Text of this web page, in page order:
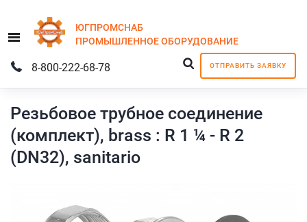
Menu
ЮГПРОМСНАБ
ПРОМЫШЛЕННОЕОБОРУДОВАНИЕ
ОТПРАВИТЬ ЗАЯВКУ
8-800-222-68-78
Резьбовое трубное соединение
(комплект), brass : R 1 ¼ - R 2
(DN32), sanitario